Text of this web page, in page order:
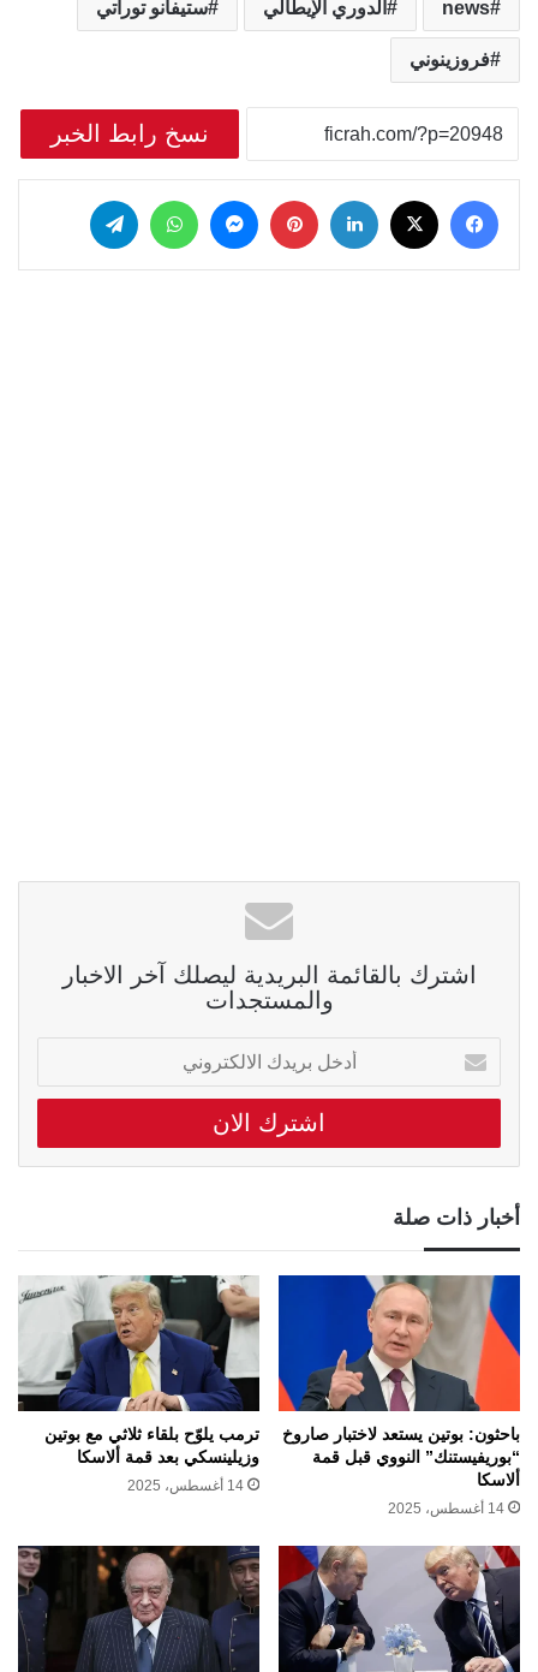
news الدوري الإيطالي ستيفانو توراتي
فروزينوني
نسخ رابط الخبر
فيسبوك لينكدإن بينتيريست
ماسنجر واتساب
اشترك بالقائمة البريدية ليصلك آخر الاخبار
والمستجدات
أدخل
بريدك
الالكتروني
أخبار ذات صلة
باحثون: بوتين يستعد لاختبار صاروخ
“بوريفيستنك” النووي قبل قمة
ألاسكا
14 أغسطس، 2025
ترمب يلوّح بلقاء ثلاثي مع بوتين
وزيلينسكي بعد قمة ألاسكا
14 أغسطس، 2025